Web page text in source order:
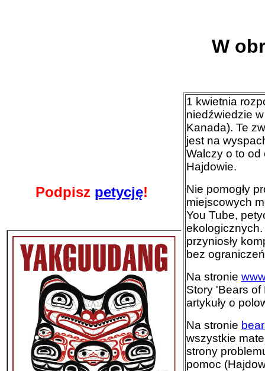
Podpisz petycję!
W
1 kwietnia
niedźwiedzie
Kanada). Te
jest na
Walczy o to
Hajdowie.
Nie pomogły
miejscowych
You Tube,
przyniosły
bez
Na stronie
Story 'Bears of
artykuły o
Na stronie
wszystkie
strony
pomoc